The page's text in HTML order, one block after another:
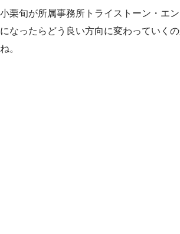
小栗旬が所属事務所トライストーン・エ
になったらどう良い方向に変わっていく
ね。